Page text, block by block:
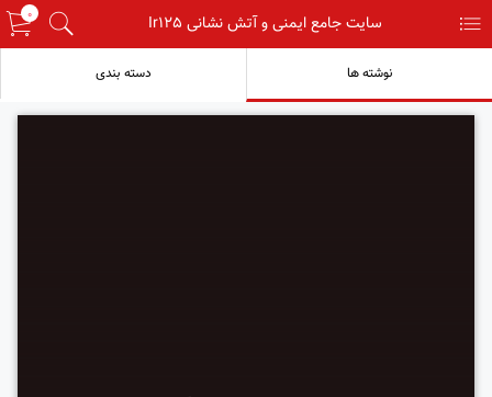
menu سایت جامع ایمنی و آتش نشانی Ir125 search
0
نوشته ها دسته بندی